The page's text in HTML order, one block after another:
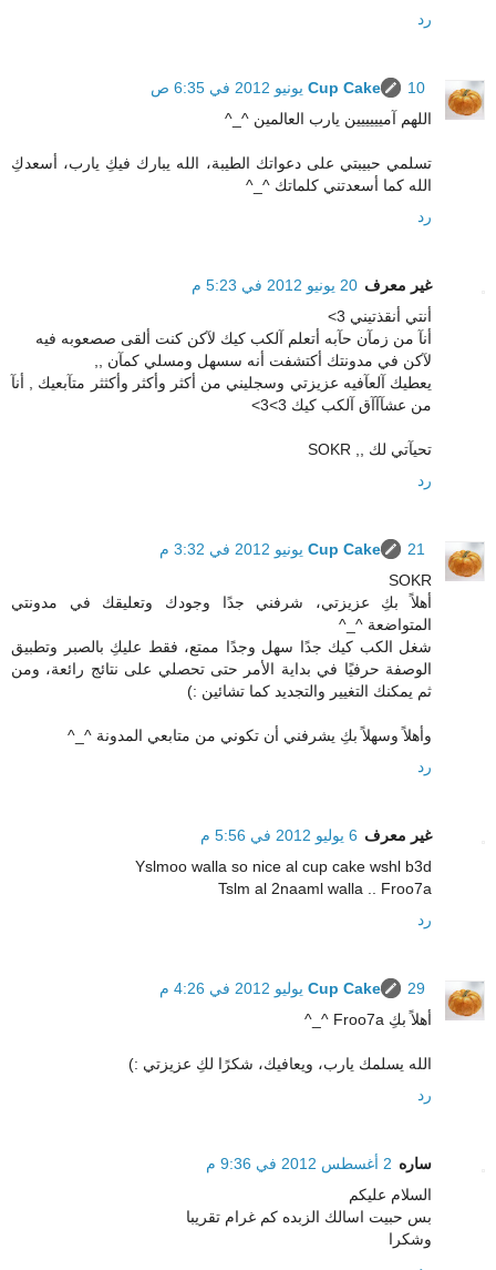
رد
Cup Cake
10 يونيو 2012 في 6:35 ص
اللهم آميييييين يارب العالمين ^_^
تسلمي حبيبتي على دعواتك الطيبة، الله يبارك فيكِ يارب، أسعدكِ
الله كما أسعدتني كلماتك ^_^
رد
غير معرف 20 يونيو 2012 في 5:23 م
أنتي أنقذتيني 3>
أنآ من زمآن حآبه أتعلم آلكب كيك لآكن كنت ألقى صصعوبه فيه
لآكن في مدونتك أكتشفت أنه سسهل ومسلي كمآن ,,
يعطيك آلعآفيه عزيزتي وسجليني من أكثر وأكثر وأكثثر متآبعيك , أنآ
من عشآآآق آلكب كيك 3>3>
تحيآتي لك ,, SOKR
رد
Cup Cake
21 يونيو 2012 في 3:32 م
SOKR
أهلاً بكِ عزيزتي، شرفني جدًا وجودك وتعليقك في مدونتي
المتواضعة ^_^
شغل الكب كيك جدًا سهل وجدًا ممتع، فقط عليكِ بالصبر وتطبيق
الوصفة حرفيًا في بداية الأمر حتى تحصلي على نتائج رائعة، ومن
ثم يمكنك التغيير والتجديد كما تشائين :)
وأهلاً وسهلاً بكِ يشرفني أن تكوني من متابعي المدونة ^_^
رد
غير معرف 6 يوليو 2012 في 5:56 م
Yslmoo walla so nice al cup cake wshl b3d
Tslm al 2naaml walla .. Froo7a
رد
Cup Cake
29 يوليو 2012 في 4:26 م
أهلاً بكِ Froo7a ^_^
الله يسلمك يارب، ويعافيك، شكرًا لكِ عزيزتي :)
رد
ساره 2 أغسطس 2012 في 9:36 م
السلام عليكم
بس حبيت اسالك الزبده كم غرام تقريبا
وشكرا